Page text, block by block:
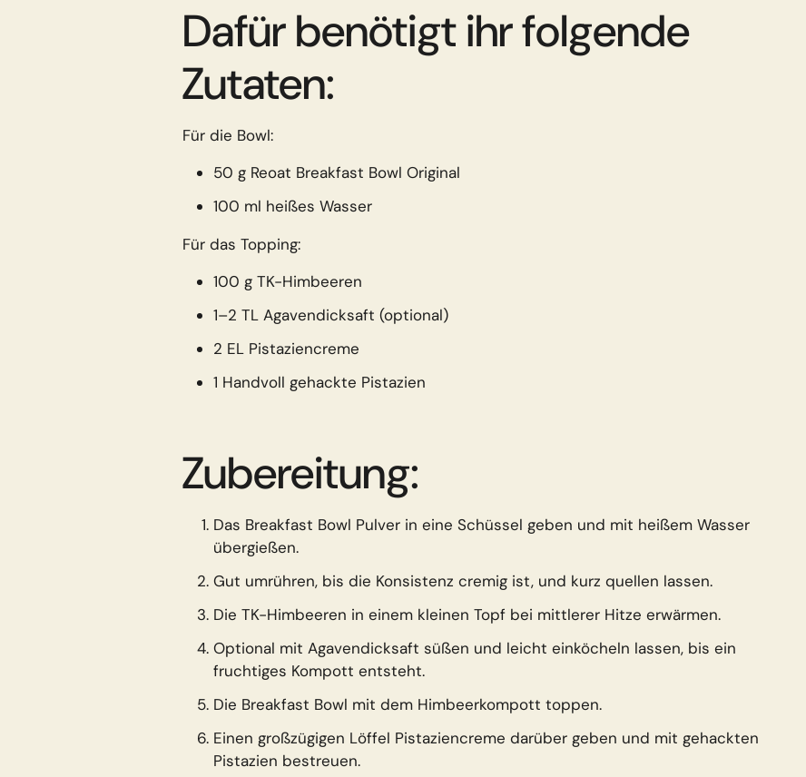
Dafür benötigt ihr folgende
Zutaten:
Für die Bowl:
50 g Reoat Breakfast Bowl Original​
100 ml heißes Wasser
Für das Topping:
100 g TK-Himbeeren
1–2 TL Agavendicksaft (optional)
2 EL Pistaziencreme
1 Handvoll gehackte Pistazien
Zubereitung:
Das Breakfast Bowl Pulver in eine Schüssel geben und mit heißem Wasser
übergießen.
Gut umrühren, bis die Konsistenz cremig ist, und kurz quellen lassen.
Die TK-Himbeeren in einem kleinen Topf bei mittlerer Hitze erwärmen.
Optional mit Agavendicksaft süßen und leicht einköcheln lassen, bis ein
fruchtiges Kompott entsteht.
Die Breakfast Bowl mit dem Himbeerkompott toppen.
Einen großzügigen Löffel Pistaziencreme darüber geben und mit gehackten
Pistazien bestreuen.